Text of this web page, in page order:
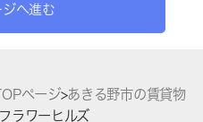
へ進む
ページ>あきる野市の賃貸物
ラワーヒルズ